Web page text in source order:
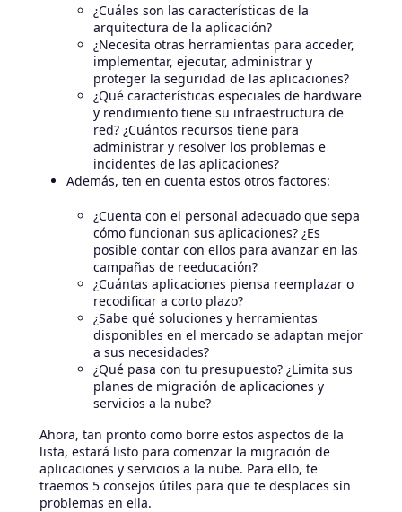
¿Cuáles son las características de la
arquitectura de la aplicación?
¿Necesita otras herramientas para acceder,
implementar, ejecutar, administrar y
proteger la seguridad de las aplicaciones?
¿Qué características especiales de hardware
y rendimiento tiene su infraestructura de
red? ¿Cuántos recursos tiene para
administrar y resolver los problemas e
incidentes de las aplicaciones?
Además, ten en cuenta estos otros factores:
¿Cuenta con el personal adecuado que sepa
cómo funcionan sus aplicaciones? ¿Es
posible contar con ellos para avanzar en las
campañas de reeducación?
¿Cuántas aplicaciones piensa reemplazar o
recodificar a corto plazo?
¿Sabe qué soluciones y herramientas
disponibles en el mercado se adaptan mejor
a sus necesidades?
¿Qué pasa con tu presupuesto? ¿Limita sus
planes de migración de aplicaciones y
servicios a la nube?
Ahora, tan pronto como borre estos aspectos de la
lista, estará listo para comenzar la migración de
aplicaciones y servicios a la nube. Para ello, te
traemos 5 consejos útiles para que te desplaces sin
problemas en ella.